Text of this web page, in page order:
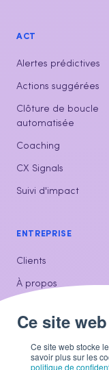
Ce site web stocke
savoir plus sur les
politique de
ACT
Alertes prédictives
Actions suggérées
Clôture de boucle
automatisée
Coaching
CX Signals
Suivi d'impact
ENTREPRISE
Clients
À propos